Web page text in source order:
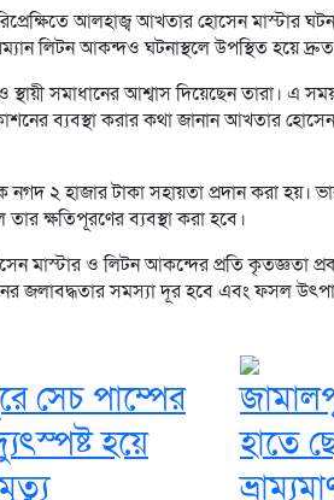
আলহাজ্ব আখতার হোসেন মাস্টার
লিটন আকন্দও ঘটনাস্থলে উপস্থিত হয়ে
স্থায়ী সমাধানের আশ্বাস দিয়েছেন তারা। এ
ব্যবস্থা করার কথা জানান আখতার
২ হাজার টাকা সহায়তা প্রদান করা হয়।
ক্ষতিপূরণের ব্যবস্থা করা হবে।
মাস্টার ও লিটন আকন্দের প্রতি কৃতজ্ঞতা
জলাবদ্ধতার সমস্যা দূর হবে এবং ফসল
সেচ পাম্পের
হয়ে
হাতে